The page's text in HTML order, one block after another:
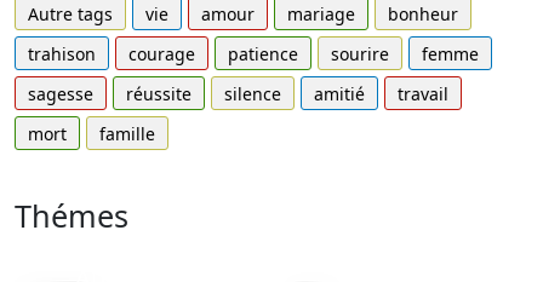
Autre tags vie amour mariage
bonheur
trahison
courage patience sourire
femme
sagesse
réussite silence amitié
travail
mort
famille
Thémes